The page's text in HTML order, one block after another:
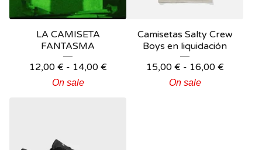
LA CAMISETA
FANTASMA
12,00 € - 14,00 €
On sale
Camisetas Salty Crew
Boys en liquidación
15,00 € - 16,00 €
On sale